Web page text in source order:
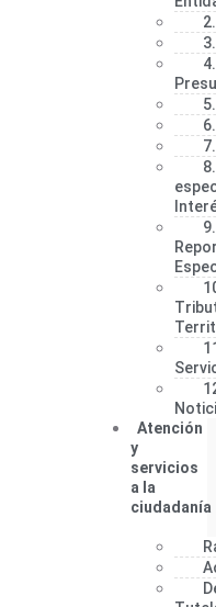
Atención
y
servicios
a la
ciudadanía